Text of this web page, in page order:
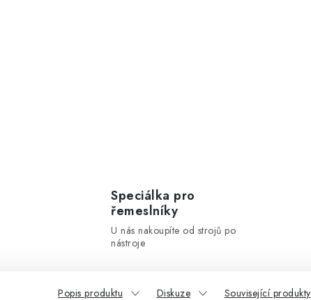
Speciálka pro
řemeslníky
U nás nakoupíte od strojů po
nástroje
Popis produktu Diskuze Související produkty